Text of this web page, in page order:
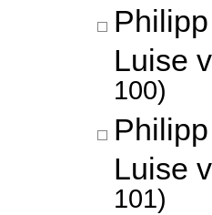
Luise
100)
Luise
101)